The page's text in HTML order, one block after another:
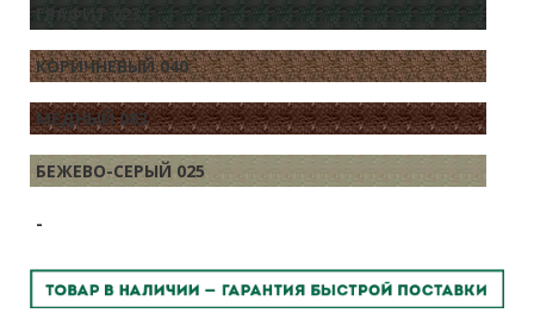
ГРАФИТ 023
КОРИЧНЕВЫЙ 040
МЕДНЫЙ 083
БЕЖЕВО-СЕРЫЙ 025
-